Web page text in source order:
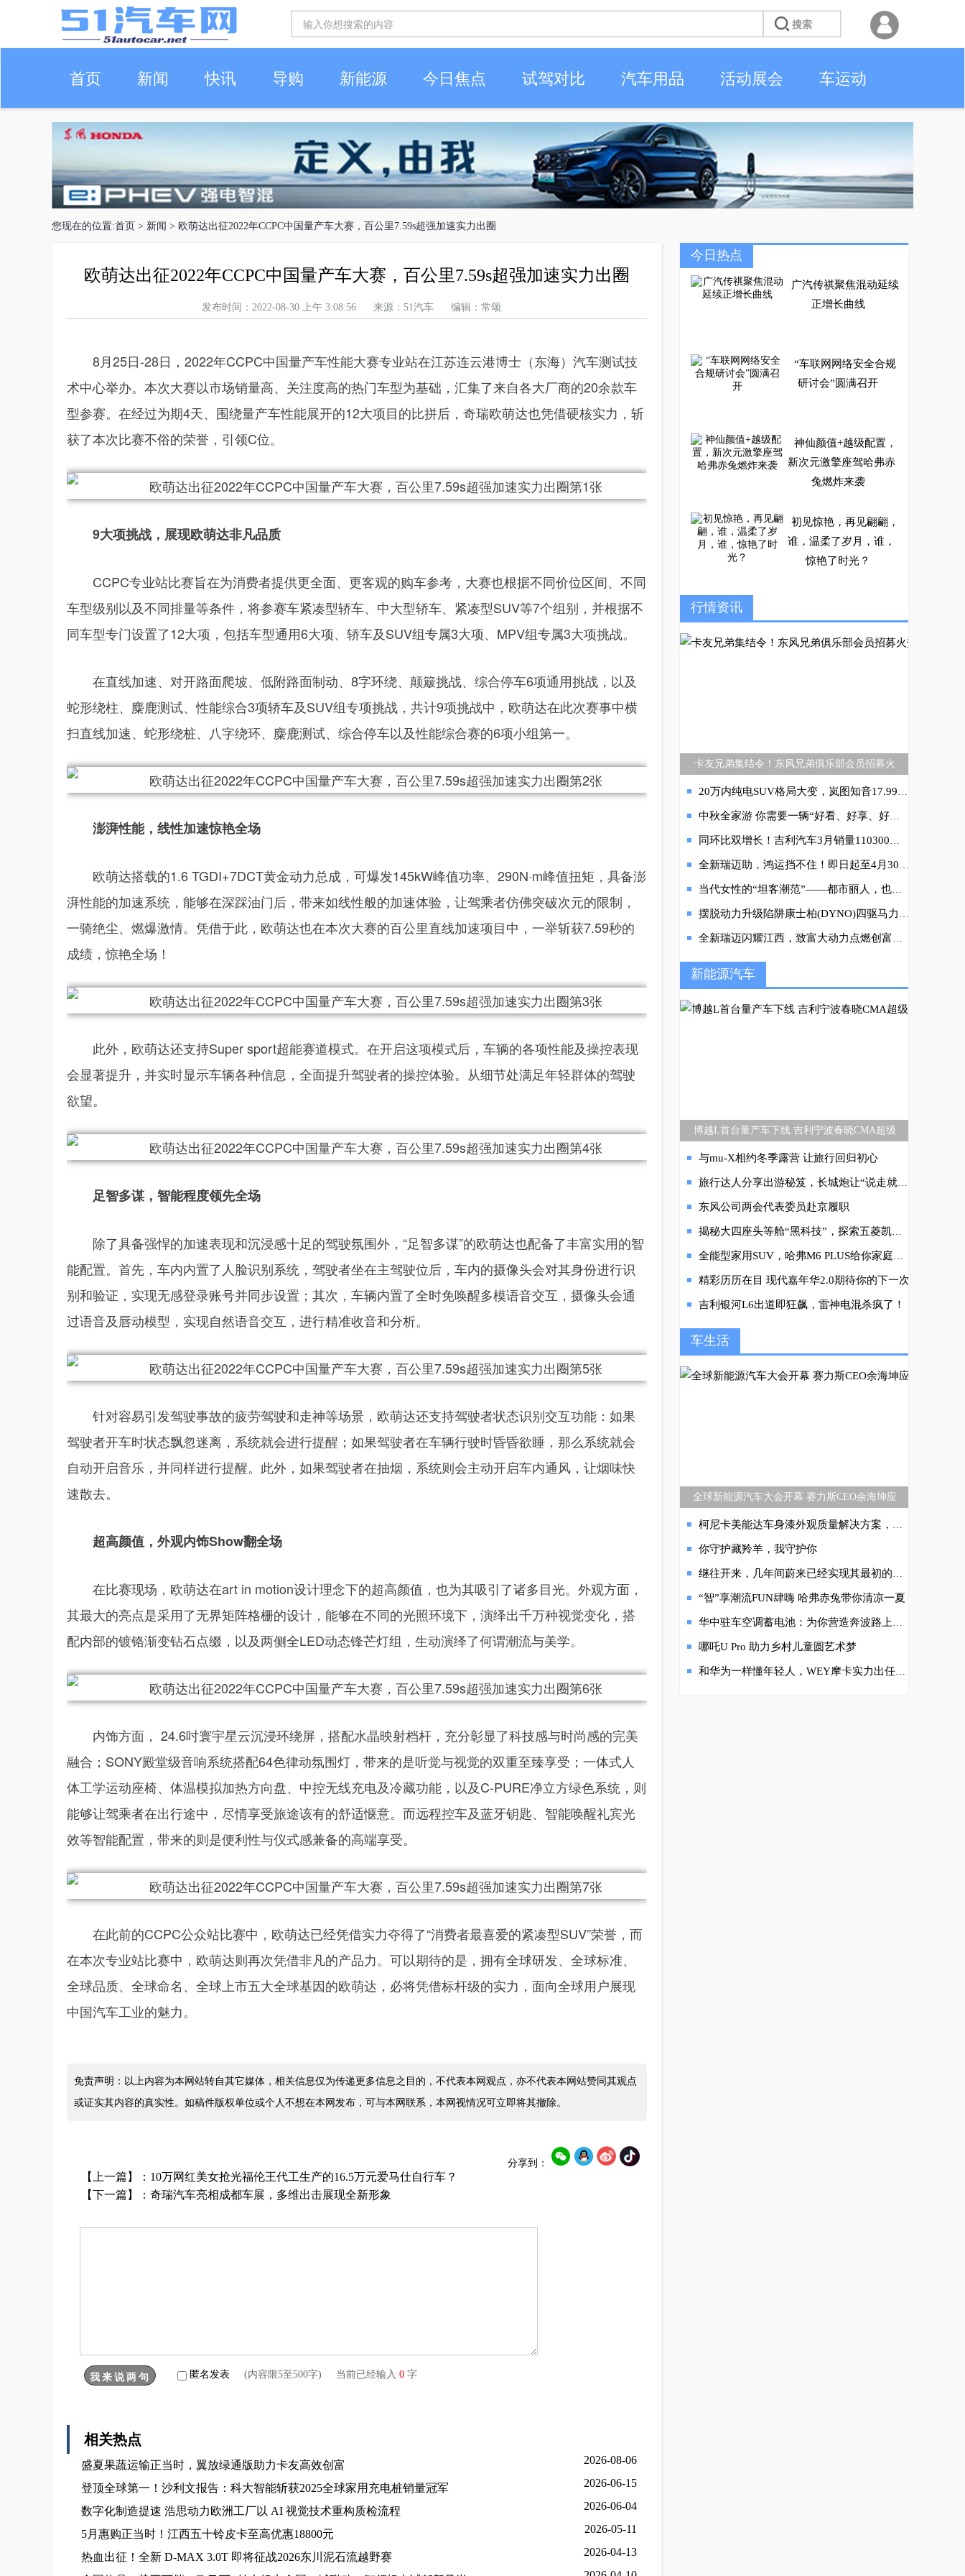
首页 新闻 快讯 导购 新能源 今日焦点 试驾对比 汽车用品 活动展会 车运动
车生活
您现在的位置:首页 > 新闻 > 欧萌达出征2022年CCPC中国量产车大赛，百公里7.59s超强加速实力出圈
欧萌达出征2022年CCPC中国量产车大赛，百公里7.59s超强加速实力出圈
发布时间：2022-08-30 上午 3:08:56 来源：51汽车 编辑：常颂
8月25日-28日，2022年CCPC中国量产车性能大赛专业站在江苏连云港博士（东海）汽车测试技
术中心举办。本次大赛以市场销量高、关注度高的热门车型为基础，汇集了来自各大厂商的20余款车
型参赛。在经过为期4天、围绕量产车性能展开的12大项目的比拼后，奇瑞欧萌达也凭借硬核实力，斩
获了本次比赛不俗的荣誉，引领C位。
9大项挑战，展现欧萌达非凡品质
CCPC专业站比赛旨在为消费者提供更全面、更客观的购车参考，大赛也根据不同价位区间、不同
车型级别以及不同排量等条件，将参赛车紧凑型轿车、中大型轿车、紧凑型SUV等7个组别，并根据不
同车型专门设置了12大项，包括车型通用6大项、轿车及SUV组专属3大项、MPV组专属3大项挑战。
在直线加速、对开路面爬坡、低附路面制动、8字环绕、颠簸挑战、综合停车6项通用挑战，以及
蛇形绕柱、麋鹿测试、性能综合3项轿车及SUV组专项挑战，共计9项挑战中，欧萌达在此次赛事中横
扫直线加速、蛇形绕桩、八字绕环、麋鹿测试、综合停车以及性能综合赛的6项小组第一。
澎湃性能，线性加速惊艳全场
欧萌达搭载的1.6 TGDI+7DCT黄金动力总成，可爆发145kW峰值功率、290N·m峰值扭矩，具备澎
湃性能的加速系统，能够在深踩油门后，带来如线性般的加速体验，让驾乘者仿佛突破次元的限制，
一骑绝尘、燃爆激情。凭借于此，欧萌达也在本次大赛的百公里直线加速项目中，一举斩获7.59秒的
成绩，惊艳全场！
此外，欧萌达还支持Super sport超能赛道模式。在开启这项模式后，车辆的各项性能及操控表现
会显著提升，并实时显示车辆各种信息，全面提升驾驶者的操控体验。从细节处满足年轻群体的驾驶
欲望。
足智多谋，智能程度领先全场
除了具备强悍的加速表现和沉浸感十足的驾驶氛围外，“足智多谋”的欧萌达也配备了丰富实用的智
能配置。首先，车内内置了人脸识别系统，驾驶者坐在主驾驶位后，车内的摄像头会对其身份进行识
别和验证，实现无感登录账号并同步设置；其次，车辆内置了全时免唤醒多模语音交互，摄像头会通
过语音及唇动模型，实现自然语音交互，进行精准收音和分析。
针对容易引发驾驶事故的疲劳驾驶和走神等场景，欧萌达还支持驾驶者状态识别交互功能：如果
驾驶者开车时状态飘忽迷离，系统就会进行提醒；如果驾驶者在车辆行驶时昏昏欲睡，那么系统就会
自动开启音乐，并同样进行提醒。此外，如果驾驶者在抽烟，系统则会主动开启车内通风，让烟味快
速散去。
超高颜值，外观内饰Show翻全场
在比赛现场，欧萌达在art in motion设计理念下的超高颜值，也为其吸引了诸多目光。外观方面，
其最大的亮点是采用了无界矩阵格栅的设计，能够在不同的光照环境下，演绎出千万种视觉变化，搭
配内部的镀铬渐变钻石点缀，以及两侧全LED动态锋芒灯组，生动演绎了何谓潮流与美学。
内饰方面， 24.6吋寰宇星云沉浸环绕屏，搭配水晶映射档杆，充分彰显了科技感与时尚感的完美
融合；SONY殿堂级音响系统搭配64色律动氛围灯，带来的是听觉与视觉的双重至臻享受；一体式人
体工学运动座椅、体温模拟加热方向盘、中控无线充电及冷藏功能，以及C-PURE净立方绿色系统，则
能够让驾乘者在出行途中，尽情享受旅途该有的舒适惬意。而远程控车及蓝牙钥匙、智能唤醒礼宾光
效等智能配置，带来的则是便利性与仪式感兼备的高端享受。
在此前的CCPC公众站比赛中，欧萌达已经凭借实力夺得了“消费者最喜爱的紧凑型SUV”荣誉，而
在本次专业站比赛中，欧萌达则再次凭借非凡的产品力。可以期待的是，拥有全球研发、全球标准、
全球品质、全球命名、全球上市五大全球基因的欧萌达，必将凭借标杆级的实力，面向全球用户展现
中国汽车工业的魅力。
免责声明：以上内容为本网站转自其它媒体，相关信息仅为传递更多信息之目的，不代表本网观点，亦不代表本网站赞同其观点
或证实其内容的真实性。如稿件版权单位或个人不想在本网发布，可与本网联系，本网视情况可立即将其撤除。
分享到：
【上一篇】： 10万网红美女抢光福伦王代工生产的16.5万元爱马仕自行车？
【下一篇】： 奇瑞汽车亮相成都车展，多维出击展现全新形象
匿名发表 (内容限5至500字) 当前已经输入 0 字
相关热点
盛夏果蔬运输正当时，翼放绿通版助力卡友高效创富 2026-08-06
登顶全球第一！沙利文报告：科大智能斩获2025全球家用充电桩销量冠军 2026-06-15
数字化制造提速 浩思动力欧洲工厂以 AI 视觉技术重构质检流程 2026-06-04
5月惠购正当时！江西五十铃皮卡至高优惠18800元 2026-05-11
热血出征！全新 D-MAX 3.0T 即将征战2026东川泥石流越野赛 2026-04-13
今日热点
广汽传祺聚焦混动延续
正增长曲线
“车联网网络安全合规
研讨会”圆满召开
神仙颜值+越级配置，
新次元激擎座驾哈弗赤
兔燃炸来袭
初见惊艳，再见翩翩，
谁，温柔了岁月，谁，
惊艳了时光？
王秋凤用创意营销让北
汽极狐破圈向上
行情资讯
卡友兄弟集结令！东风兄弟俱乐部会员招募火
20万内纯电SUV格局大变，岚图知音17.99万元起售
中秋全家游 你需要一辆“好看、好享、好安心”的2022款瑞虎3x！
同环比双增长！吉利汽车3月销量110300辆 新能源同比增长98% 出口销量持续攀升
全新瑞迈助，鸿运挡不住！即日起至4月30日购车，至高可享7000元优惠
当代女性的“坦客潮范”——都市丽人，也能鼓起勇气向远方
摆脱动力升级陷阱康士柏(DYNO)四驱马力机-4000S
全新瑞迈闪耀江西，致富大动力点燃创富激情
新能源汽车
博越L首台量产车下线 吉利宁波春晓CMA超级
与mu-X相约冬季露营 让旅行回归初心
旅行达人分享出游秘笈，长城炮让“说走就走”成真
东风公司两会代表委员赴京履职
揭秘大四座头等舱“黑科技”，探索五菱凯捷全球品质之旅
全能型家用SUV，哈弗M6 PLUS给你家庭出行新选择
精彩历历在目 现代嘉年华2.0期待你的下一次
吉利银河L6出道即狂飙，雷神电混杀疯了！
车生活
全球新能源汽车大会开幕 赛力斯CEO余海坤应
柯尼卡美能达车身漆外观质量解决方案，赋能车企提升产品力
你守护藏羚羊，我守护你
继往开来，几年间蔚来已经实现其最初的发展目标
“智”享潮流FUN肆嗨 哈弗赤兔带你清凉一夏
华中驻车空调蓄电池：为你营造奔波路上的温暖“家”
哪吒U Pro 助力乡村儿童圆艺术梦
和华为一样懂年轻人，WEY摩卡实力出任姚安娜“灵魂舞伴”